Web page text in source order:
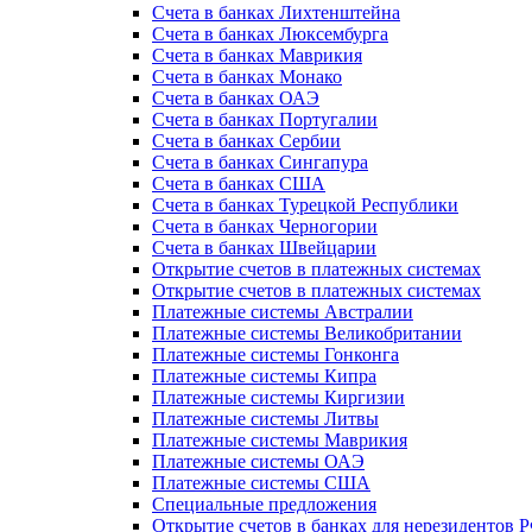
Счета в банках Лихтенштейна
Счета в банках Люксембурга
Счета в банках Маврикия
Счета в банках Монако
Счета в банках ОАЭ
Счета в банках Португалии
Счета в банках Сербии
Счета в банках Сингапура
Счета в банках США
Счета в банках Турецкой Республики
Счета в банках Черногории
Счета в банках Швейцарии
Открытие счетов в платежных системах
Открытие счетов в платежных системах
Платежные системы Австралии
Платежные системы Великобритании
Платежные системы Гонконга
Платежные системы Кипра
Платежные системы Киргизии
Платежные системы Литвы
Платежные системы Маврикия
Платежные системы ОАЭ
Платежные системы США
Специальные предложения
Открытие счетов в банках для нерезидентов